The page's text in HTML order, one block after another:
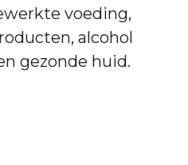
voeding,
alcohol
gezonde huid.